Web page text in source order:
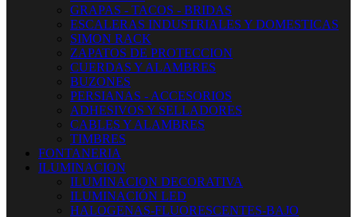
GRAPAS - TACOS - BRIDAS
ESCALERAS INDUSTRIALES Y DOMESTICAS
SIMON RACK
ZAPATOS DE PROTECCION
CUERDAS Y ALAMBRES
BUZONES
PERSIANAS - ACCESORIOS
ADHESIVOS Y SELLADORES
CABLES Y ALAMBRES
TIMBRES
FONTANERIA
ILUMINACION
ILUMINACION DECORATIVA
ILUMINACIÓN LED
HALOGENAS-FLUORESCENTES-BAJO